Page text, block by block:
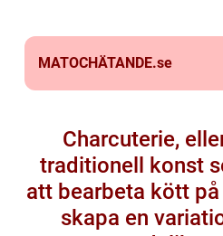
MATOCHÄTANDE.se
Charcuterie,
traditionell konst
att bearbeta kött
skapa en